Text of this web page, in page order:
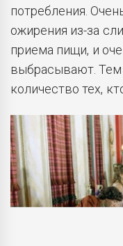
потребления.
ожирения из-за
приема пищи, и
выбрасывают.
количество тех,